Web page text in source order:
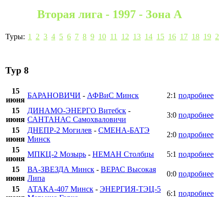
Вторая лига - 1997 - Зона А
Туры: 1 2 3 4 5 6 7 8 9 10 11 12 13 14 15 16 17 18 19
Тур 8
15
июня
БАРАНОВИЧИ - АФВиС Минск 2:1 подробнее
15
июня
ДИНАМО-ЭНЕРГО Витебск -
САНТАНАС Самохваловичи
3:0 подробнее
15
июня
ДНЕПР-2 Могилев - СМЕНА-БАТЭ
Минск
2:0 подробнее
15
июня
МПКЦ-2 Мозырь - НЕМАН Столбцы 5:1 подробнее
15
июня
ВА-ЗВЕЗДА Минск - ВЕРАС Высокая
Липа
0:0 подробнее
15
АТАКА-407 Минск - ЭНЕРГИЯ-ТЭЦ-5
6:1 подробнее